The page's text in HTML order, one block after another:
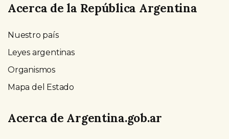
Acerca de la República Argentina
Nuestro país
Leyes argentinas
Organismos
Mapa del Estado
Acerca de Argentina.gob.ar